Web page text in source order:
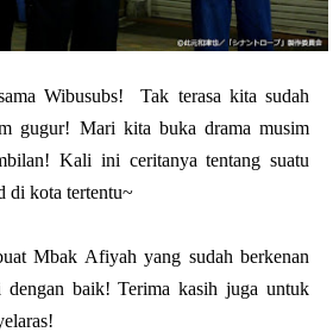
Wibusubs! Tak terasa kita sudah
gugur! Mari kita buka drama musim
Kali ini ceritanya tentang suatu
di kota tertentu~
Mbak Afiyah yang sudah berkenan
dengan baik! Terima kasih juga untuk